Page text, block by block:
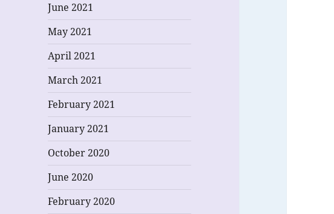
June 2021
May 2021
April 2021
March 2021
February 2021
January 2021
October 2020
June 2020
February 2020